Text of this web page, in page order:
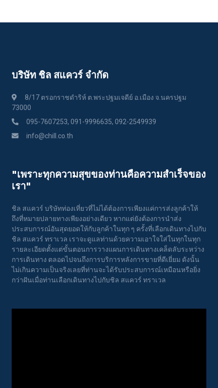
บริษัท ชิล สแควร์ จำกัด
8/17 ตรอกราชดำริห์ ต.พระปฐมเจดีย์ อ.เมือง จ.นครปฐม
73000
095-7607253, 091-9996635, 092-2549939
info@chill.co.th
"เพราะทุกความสุขของท่านคือความสําเร็จของ
เรา"
ชิล สแควร์ บริษัทท่องเที่ยวที่ไม่ได้ต้องการเพียงแค่การส่งลูกค้าให้
ถึงที่หมายปลายทางเพียงอย่างเดียว หากแต่ยังต้องการนำส่ง
ประสบการณ์อันสุดยอดให้กับลูกค้าในทุก ๆ ครั้งที่เลือกเดินทางไปกับ
ชิล สแควร์ ทราเวล เราจะดูแลท่านด้วยความเอาใจใส่ในทุกในทุก
รายละเอียดตั้งแต่ขั้นตอนการวางแผนการเดินทางเคล็ดลับระหว่าง
การเดินทาง ตลอดไปจนถึงการบริการหลังการขายที่ดีเยี่ยม ดังนั้น
ไม่เกินความเป็นจริงเลยที่ท่านจะได้รับประสบการณ์เหมือนหรือยิ่ง
กว่าฝันเมื่อท่านเลือกเดินทางไปกับชิล สแควร์ ทราเวล